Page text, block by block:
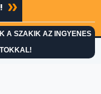
A SZAKIK AZ INGYENES